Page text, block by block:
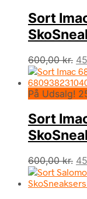
Sort
600,00kr.
På Udsalg!
Sort
600,00kr.